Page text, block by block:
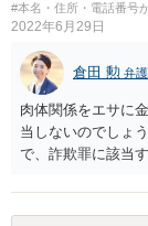
#本名・住所・電話番号
2022年6月29日
倉田 勲 弁
肉体関係をエサに
当しないのでしょ
で、詐欺罪に該当